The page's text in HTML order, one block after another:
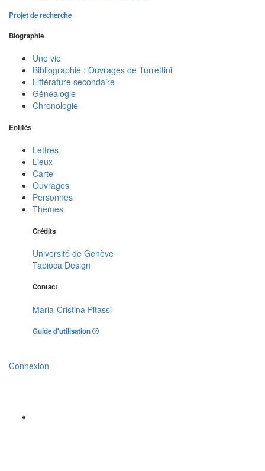
Projet de recherche
Biographie
Une vie
Bibliographie : Ouvrages de Turrettini
Littérature secondaire
Généalogie
Chronologie
Entités
Lettres
Lieux
Carte
Ouvrages
Personnes
Thèmes
Crédits
Université de Genève
Tapioca Design
Contact
Maria-Cristina Pitassi
Guide d'utilisation
Connexion